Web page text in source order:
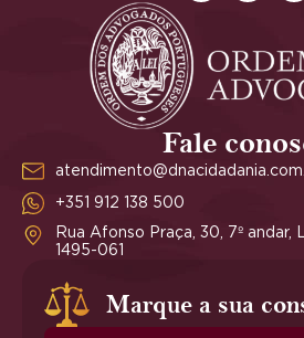
Fale
+351 912 138 500
Rua Afonso Praça, 30, 7º andar,
1495-061
Marque a sua